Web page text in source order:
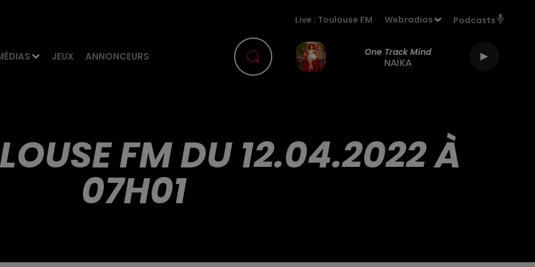
JEUX ANNONCEURS
Live : Toulouse FM Webradios Podcasts
One Track Mind
NAÏKA
FM DU 12.04.2022 À
07H01